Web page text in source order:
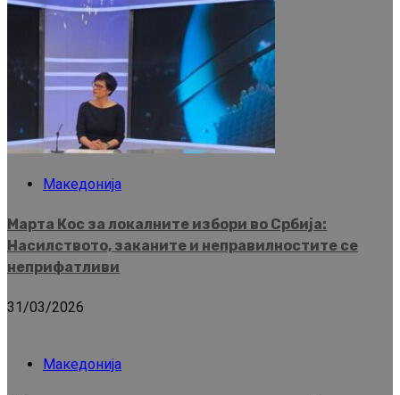
Македонија
Марта Кос за локалните избори во Србија:
Насилството, заканите и неправилностите се
неприфатливи
31/03/2026
Македонија